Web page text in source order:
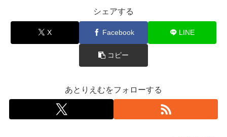
シェアする
X Facebook LINE
コピー
あとりえむをフォローする